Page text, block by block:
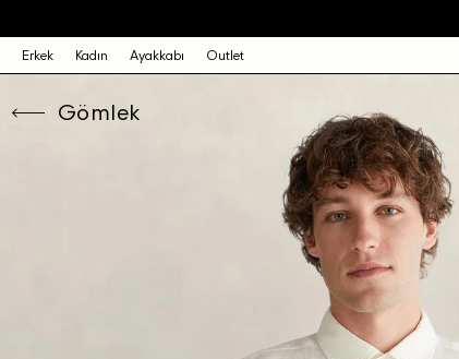
Erkek Kadın Ayakkabı Outlet
Gömlek